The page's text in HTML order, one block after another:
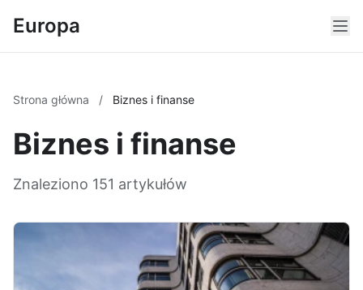
Europa
Strona główna / Biznes i finanse
Biznes i finanse
Znaleziono 151 artykułów